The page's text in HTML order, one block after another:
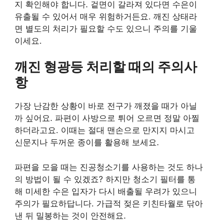
지 확인해야 합니다. 겉면이 갈라져 있다면 수은이
유출될 수 있어서 매우 위험하거든요. 깨진 상태라
면 별도의 처리가 필요할 수도 있으니 주의를 기울
이세요.
깨진 형광등 처리할 때의 주의사
항
가장 난감한 상황이 바로 전구가 깨졌을 때가 아닐
까 싶어요. 파편이 사방으로 튀어 오르면 정말 아찔
하더라고요. 이때는 절대 맨손으로 만지지 마시고
신문지나 두꺼운 종이를 활용해 보세요.
파편을 모을 때는 진공청소기를 사용하는 것도 하나
의 방법이 될 수 있겠죠? 하지만 청소기 필터를 통
해 미세한 수은 입자가 다시 배출될 우려가 있으니
주의가 필요하답니다. 가급적 젖은 키친타월로 닦아
낸 뒤 밀봉하는 것이 안전해요.